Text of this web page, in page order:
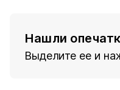
Нашли
Выделите ее и